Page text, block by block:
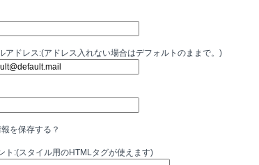
アドレス:(アドレス入れない場合はデフォルトのままで。)
を保存する？
ト:(スタイル用のHTMLタグが使えます)